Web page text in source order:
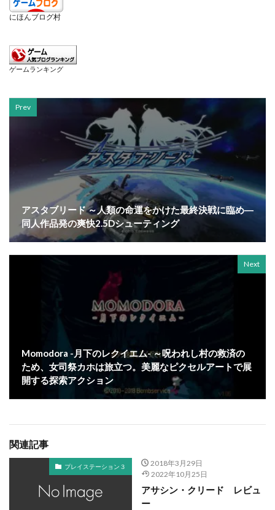
にほんブログ村
ゲームランキング
Prev
アスタブリード ～人類の命運をかけた最終決戦に臨め―
同人作品発の爽快2.5Dシューティング
Next
Momodora -月下のレクイエム- ～呪われし村の救済の
ため、女司祭カホは旅立つ。美麗なピクセルアートで展
開する探索アクション
関連記事
プレイステーション３
2018年3月29日
2022年10月25日
アサシン・クリード レビュ
ー